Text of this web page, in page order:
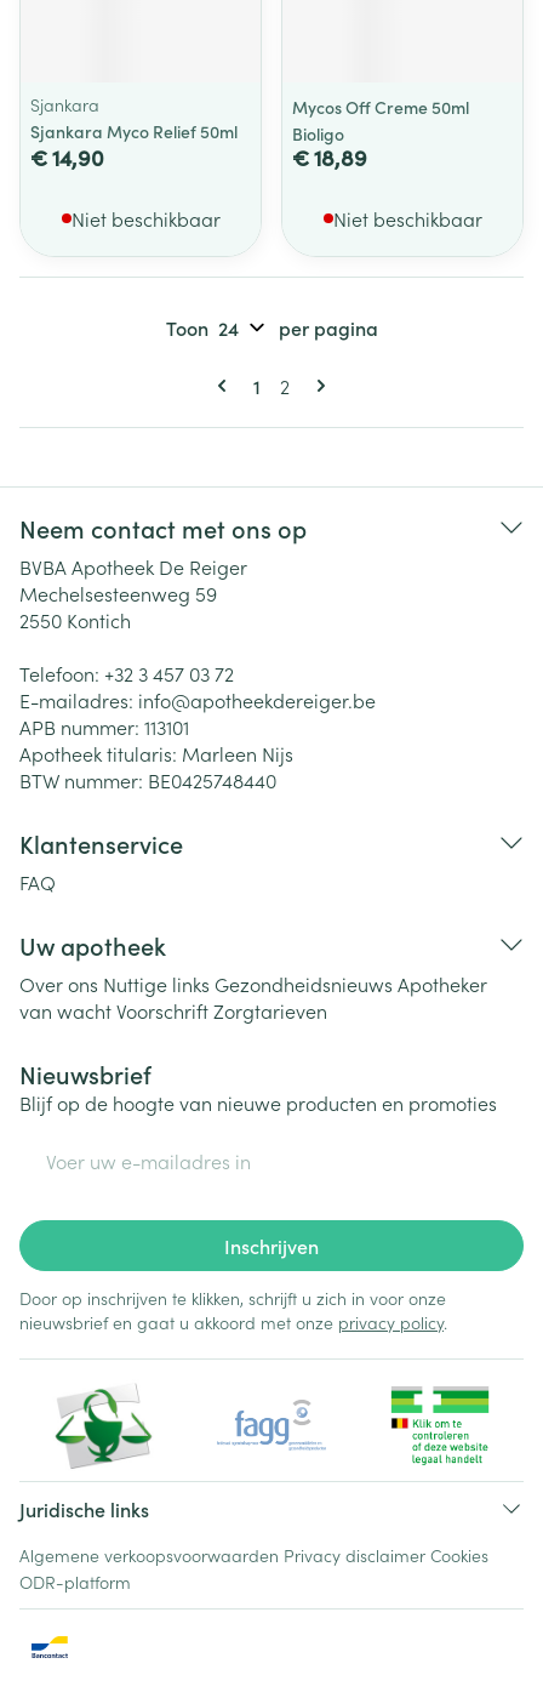
Sjankara
Sjankara Myco Relief 50ml
€ 14,90
Niet beschikbaar
Mycos Off Creme 50ml
Bioligo
€ 18,89
Niet beschikbaar
Pagina's
U lees momenteel pagina
1 Pagina
2
Toon per pagina
Neem contact met ons op
BVBA Apotheek De Reiger
Mechelsesteenweg 59
2550 Kontich
Telefoon: +32 3 457 03 72
E-mailadres: info@apotheekdereiger.be
APB nummer: 113101
Apotheek titularis: Marleen Nijs
BTW nummer: BE0425748440
Klantenservice
FAQ
Uw apotheek
Over ons Nuttige links Gezondheidsnieuws Apotheker
van wachtVoorschriftZorgtarieven
Nieuwsbrief
Blijf op de hoogte van nieuwe producten en promoties
Inschrijven
Door op inschrijven te klikken, schrijft u zich in voor onze
nieuwsbrief en gaat u akkoord met onze privacy policy.
Juridische links
Algemene verkoopsvoorwaarden Privacy disclaimer Cookies
ODR-platform